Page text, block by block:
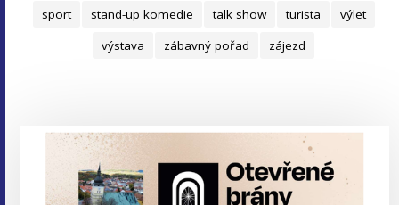
sport
stand-up komedie talk show turista
výlet
výstava
zábavný pořad zájezd